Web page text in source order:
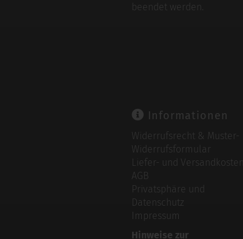
beendet werden.
Informationen
Widerrufsrecht & Muster-
Widerrufsformular
Liefer- und Versandkosten
AGB
Privatsphäre und
Datenschutz
Impressum
Hinweise zur